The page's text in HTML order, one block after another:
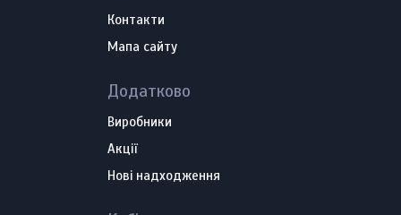
Контакти
Мапа сайту
Додатково
Виробники
Акції
Нові надходження